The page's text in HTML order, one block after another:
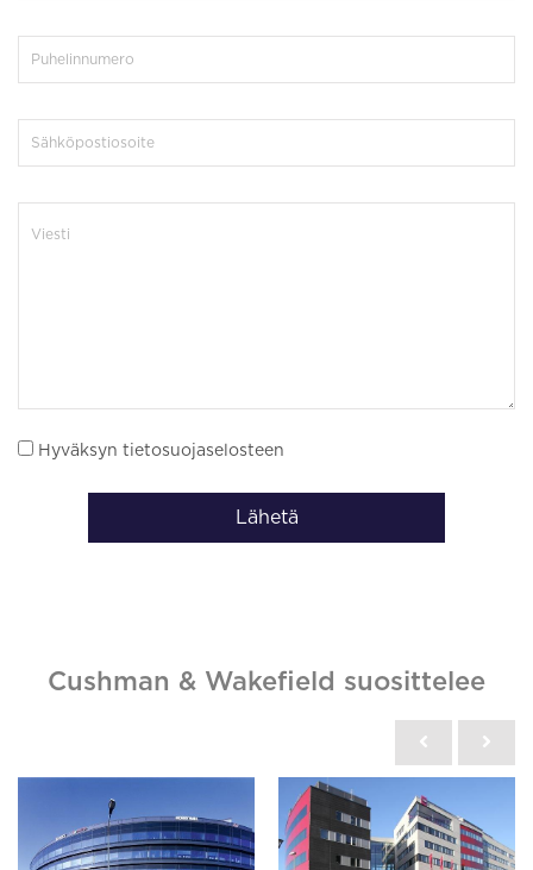
Hyväksyn tietosuojaselosteen
Lähetä
Cushman & Wakefield suosittelee